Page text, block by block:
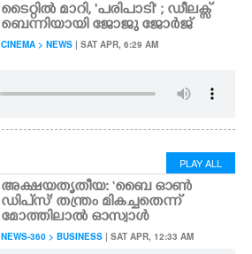
ടൈറ്റിൽ മാറി, 'പരിപാടി' ; ഡീലക്സ്
ബെന്നിയായി ജോജു ജോർജ്
CINEMA > NEWS | SAT APR, 6:29 AM
PLAY ALL
അക്ഷയതൃതീയ: ‘ബൈ ഓൺ
ഡിപ്‌സ്’ തന്ത്രം മികച്ചതെന്ന്
മോത്തിലാൽ ഓസ്വാൾ
NEWS-360 > BUSINESS | SAT APR, 12:33 AM